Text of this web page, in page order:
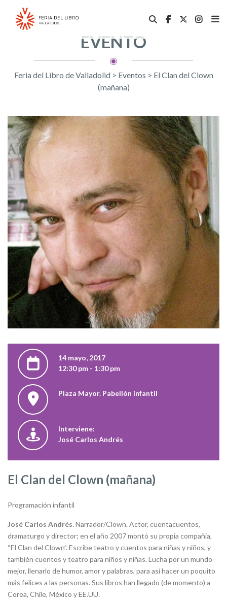
EVENTO
Feria del Libro de Valladolid > Eventos > El Clan del Clown
(mañana)
14 mayo, 2017
12:30 pm - 1:30 pm
Plaza Mayor. Pabellón infantil
Interviene:
José Carlos Andrés
El Clan del Clown (mañana)
Programación infantil
José Carlos Andrés. Narrador/Clown. Actor, cuentacuentos,
dramaturgo y director; en el año 2007 montó su propia compañía,
“El Clan del Clown”. Escribe teatro y cuentos para niñas y niños, y
también cuentos y teatro para niños y niñas. Lucha por un mundo
mejor, llenarlo de humor, amor y palabras, para así hacer un poquito
más felices a las personas. Sus libros han llegado (de momento) a
Corea, Chile, México y EE.UU.